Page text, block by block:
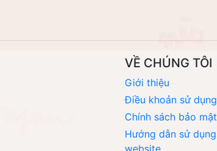
VỀ CHÚNG TÔI
Giới thiệu
Điều khoản sử dụng
Chính sách bảo mật
Hướng dẫn sử dụng
website